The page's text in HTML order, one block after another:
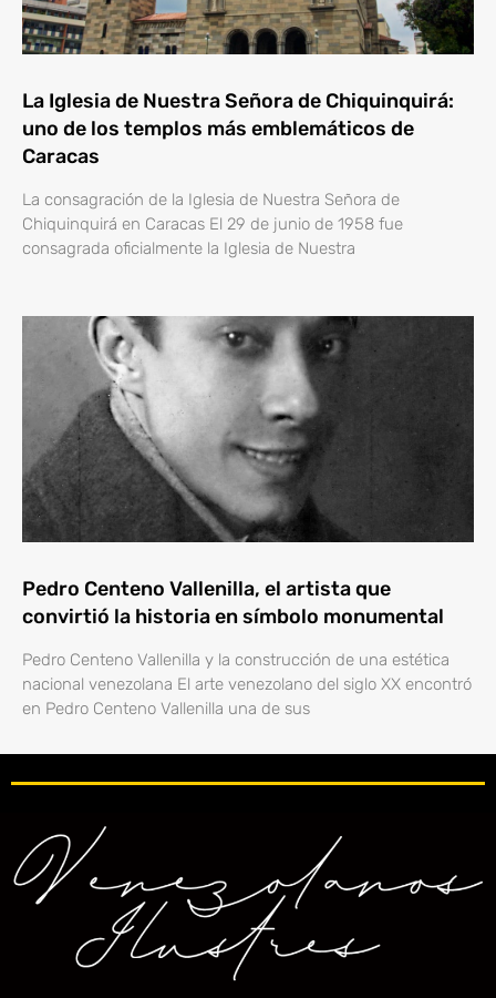
La Iglesia de Nuestra Señora de Chiquinquirá:
uno de los templos más emblemáticos de
Caracas
La consagración de la Iglesia de Nuestra Señora de
Chiquinquirá en Caracas El 29 de junio de 1958 fue
consagrada oficialmente la Iglesia de Nuestra
Pedro Centeno Vallenilla, el artista que
convirtió la historia en símbolo monumental
Pedro Centeno Vallenilla y la construcción de una estética
nacional venezolana El arte venezolano del siglo XX encontró
en Pedro Centeno Vallenilla una de sus